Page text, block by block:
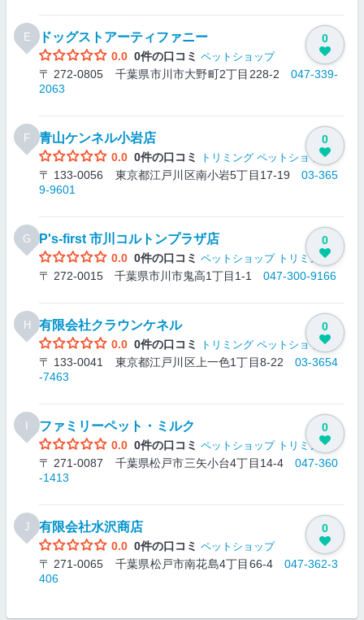
E ドッグストアーティファニー
0.0 0件の口コミ ペットショップ
〒 272-0805 千葉県市川市大野町2丁目228-2 047-339-
2063
0
F 青山ケンネル小岩店
0.0 0件の口コミ トリミング ペットショップ
〒 133-0056 東京都江戸川区南小岩5丁目17-19 03-365
9-9601
0
G P's‐first 市川コルトンプラザ店
0.0 0件の口コミ ペットショップ トリミング
〒 272-0015 千葉県市川市鬼高1丁目1-1 047-300-9166
0
H 有限会社クラウンケネル
0.0 0件の口コミ トリミング ペットショップ
〒 133-0041 東京都江戸川区上一色1丁目8-22 03-3654
-7463
0
ファミリーペット・ミルク
0.0 0件の口コミ ペットショップ トリミング
〒 271-0087 千葉県松戸市三矢小台4丁目14-4 047-360
-1413
0
J 有限会社水沢商店
0.0 0件の口コミ ペットショップ
〒 271-0065 千葉県松戸市南花島4丁目66-4 047-362-3
406
0